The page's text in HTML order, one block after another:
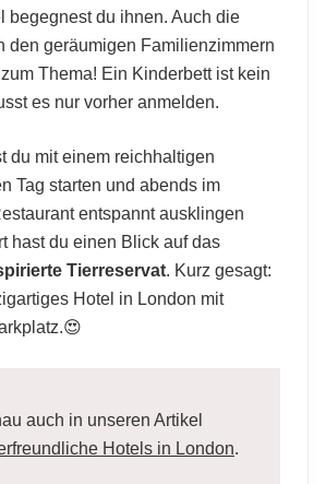
begegnest du ihnen. Auch die
den geräumigen Familienzimmern
Thema! Ein Kinderbett ist kein
es nur vorher anmelden.
du mit einem reichhaltigen
Tag starten und abends im
entspannt ausklingen
hast du einen Blick auf das
Tierreservat. Kurz gesagt:
Hotel in London mit
auch in unseren Artikel
Hotels in London.